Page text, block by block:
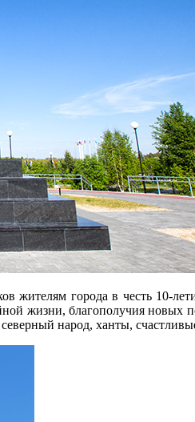
жителям города в честь 10-
жизни, благополучия
народ, ханты,